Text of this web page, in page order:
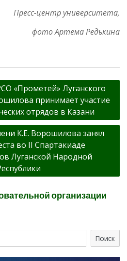
Пресс-центр университета,
фото Артема Редькина
«Прометей» Луганского
принимает участие
отрядов в Казани
К.Е. Ворошилова занял
во II Спартакиаде
Луганской Народной
организации
Поиск